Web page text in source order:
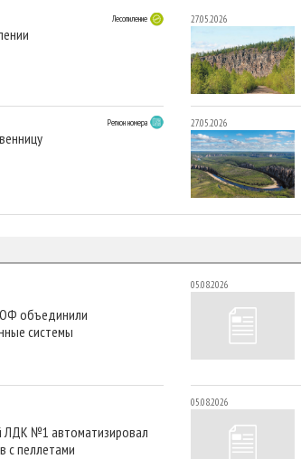
Лесопиление
Регион номера
27.05.2026
27.05.2026
объединили
системы
ЛДК №1 автоматизировал
с пеллетами
05.08.2026
05.08.2026